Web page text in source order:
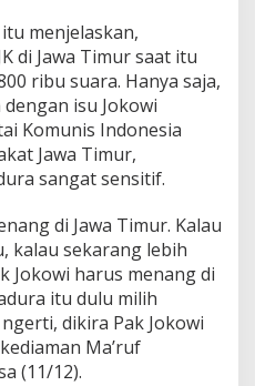
menjelaskan,
di Jawa Timur saat itu
ribu suara. Hanya saja,
isu Jokowi
Komunis Indonesia
Jawa Timur,
sangat sensitif.
di Jawa Timur. Kalau
kalau sekarang lebih
Jokowi harus menang di
itu dulu milih
dikira Pak Jokowi
Ma’ruf
(11/12).